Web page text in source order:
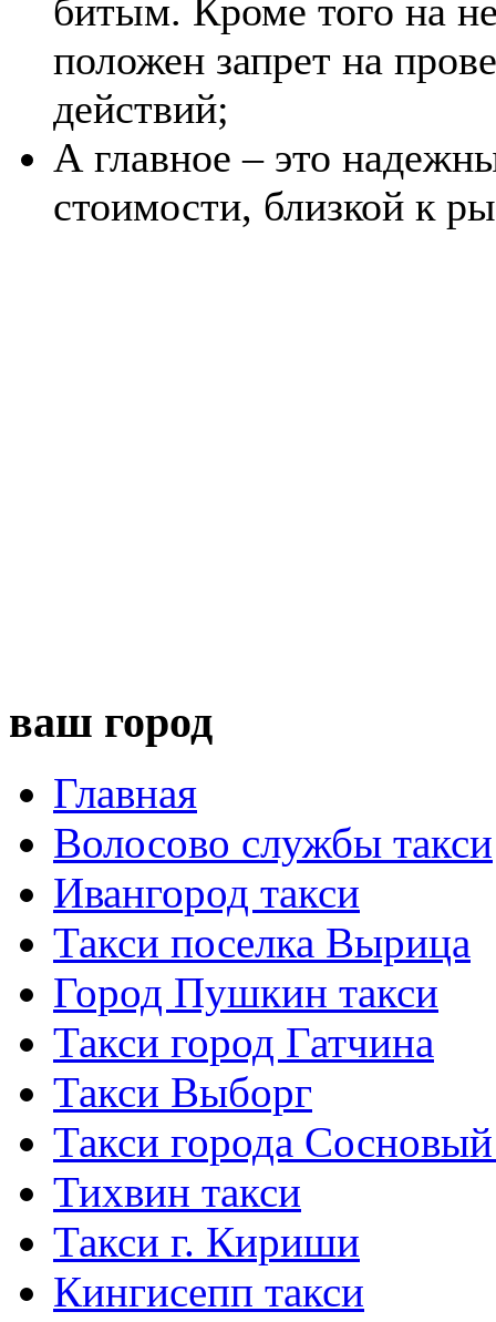
битым. Кроме того на
положен запрет на
действий;
А главное – это
стоимости, близкой к
ваш город
Главная
Волосово службы такси
Ивангород такси
Такси поселка Вырица
Город Пушкин такси
Такси город Гатчина
Такси Выборг
Такси города
Тихвин такси
Такси г. Кириши
Кингисепп такси